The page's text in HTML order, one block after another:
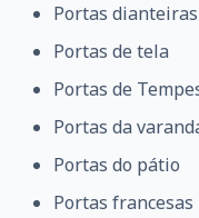
Portas
Portas de tela
Portas de
Portas da
Portas do pátio
Portas francesas